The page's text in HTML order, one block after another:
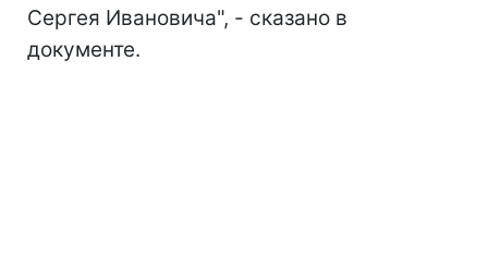
Сергея Ивановича", - сказано в
документе.